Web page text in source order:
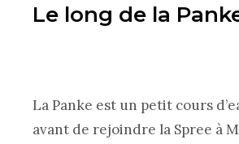
Le long de la
La Panke est un petit cours
avant de rejoindre la Spree à